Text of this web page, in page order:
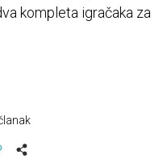
kompleta igračaka za